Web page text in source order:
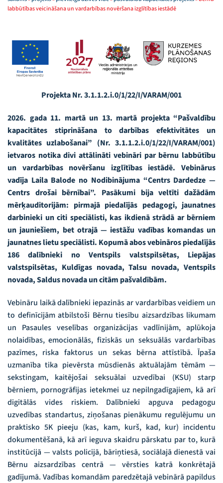
labbūtības veicināšana un vardarbības novēršana izglītības iestādē
Projekta Nr. 3.1.1.2.i.0/1/22/I/VARAM/001
2026. gada 11. martā un 13. martā projekta “Pašvaldību
kapacitātes stiprināšana to darbības efektivitātes un
kvalitātes uzlabošanai” (Nr. 3.1.1.2.i.0/1/22/I/VARAM/001)
ietvaros notika divi attālināti vebināri par bērnu labbūtību
un vardarbības novēršanu izglītības iestādē. Vebinārus
vadīja Laila Balode no Nodibinājuma “Centrs Dardedze —
Centrs drošai bērnībai”. Pasākumi bija veltīti dažādām
mērķauditorijām: pirmajā piedalījās pedagogi, jaunatnes
darbinieki un citi speciālisti, kas ikdienā strādā ar bērniem
un jauniešiem, bet otrajā — iestāžu vadības komandas un
jaunatnes lietu speciālisti. Kopumā abos vebināros piedalījās
186 dalībnieki no Ventspils valstspilsētas, Liepājas
valstspilsētas, Kuldīgas novada, Talsu novada, Ventspils
novada, Saldus novada un citām pašvaldībām.
Vebināru laikā dalībnieki iepazinās ar vardarbības veidiem un
to definīcijām atbilstoši Bērnu tiesību aizsardzības likumam
un Pasaules veselības organizācijas vadlīnijām, aplūkoja
nolaidības, emocionālās, fiziskās un seksuālās vardarbības
pazīmes, riska faktorus un sekas bērna attīstībā. Īpaša
uzmanība tika pievērsta mūsdienās aktuālajām tēmām —
sekstingam, kaitējošai seksuālai uzvedībai (KSU) starp
bērniem, pornogrāfijas ietekmei uz nepilngadīgajiem, kā arī
digitālās vides riskiem. Dalībnieki apguva pedagogu
uzvedības standartus, ziņošanas pienākumu regulējumu un
praktisko 5K pieeju (kas, kam, kurš, kad, kur) incidentu
dokumentēšanā, kā arī ieguva skaidru pārskatu par to, kurā
institūcijā — valsts policijā, bāriņtiesā, sociālajā dienestā vai
Bērnu aizsardzības centrā — vērsties katrā konkrētajā
gadījumā. Vadības komandām paredzētajā vebinārā papildus